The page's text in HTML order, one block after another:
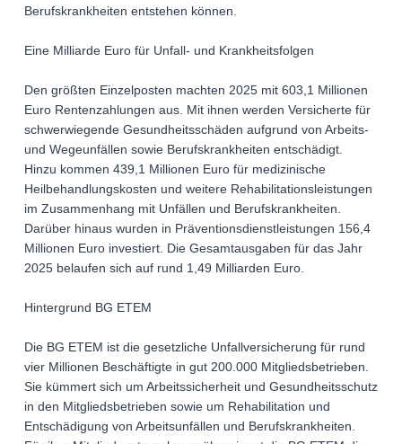
Berufskrankheiten entstehen können.
Eine Milliarde Euro für Unfall- und Krankheitsfolgen
Den größten Einzelposten machten 2025 mit 603,1 Millionen
Euro Rentenzahlungen aus. Mit ihnen werden Versicherte für
schwerwiegende Gesundheitsschäden aufgrund von Arbeits-
und Wegeunfällen sowie Berufskrankheiten entschädigt.
Hinzu kommen 439,1 Millionen Euro für medizinische
Heilbehandlungskosten und weitere Rehabilitationsleistungen
im Zusammenhang mit Unfällen und Berufskrankheiten.
Darüber hinaus wurden in Präventionsdienstleistungen 156,4
Millionen Euro investiert. Die Gesamtausgaben für das Jahr
2025 belaufen sich auf rund 1,49 Milliarden Euro.
Hintergrund BG ETEM
Die BG ETEM ist die gesetzliche Unfallversicherung für rund
vier Millionen Beschäftigte in gut 200.000 Mitgliedsbetrieben.
Sie kümmert sich um Arbeitssicherheit und Gesundheitsschutz
in den Mitgliedsbetrieben sowie um Rehabilitation und
Entschädigung von Arbeitsunfällen und Berufskrankheiten.